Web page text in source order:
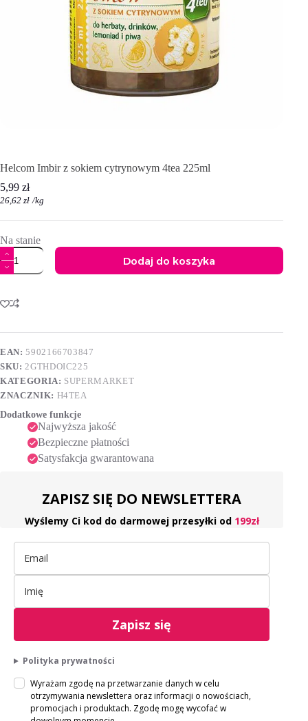
Helcom Imbir z sokiem cytrynowym 4tea 225ml
5,99 zł
26,62 zł /kg
Na stanie
ilość
Helcom
Imbir
sokiem
cytrynowym
225ml
Dodaj do koszyka
t
r
a
t
i
v
:
EAN:5902166703847
SKU:2GTHDOIC225
KATEGORIA: SUPERMARKET
ZNACZNIK: H4TEA
Dodatkowe funkcje
Najwyższa jakość
Bezpieczne płatności
Satysfakcja gwarantowana
ZAPISZ SIĘ DO NEWSLETTERA
Wyślemy Ci kod do darmowej przesyłki od 199zł
Zapisz się
Polityka prywatności
Wyrażam zgodę na przetwarzanie danych w celu
otrzymywania newslettera oraz informacji o nowościach,
promocjach i produktach. Zgodę mogę wycofać w